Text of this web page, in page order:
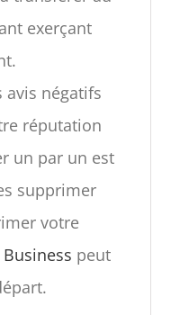
exerçant
avis négatifs
réputation
un par un est
supprimer
votre
peut